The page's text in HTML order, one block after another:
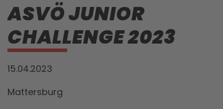
ASVÖ JUNIOR
CHALLENGE 2023
15.04.2023
Mattersburg